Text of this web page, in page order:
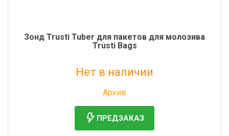
Зонд Trusti Tuber для пакетов для молозива
Trusti Bags
Нет в наличии
Архив
ПРЕДЗАКАЗ